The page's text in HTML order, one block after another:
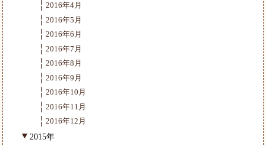
2016年4月
2016年5月
2016年6月
2016年7月
2016年8月
2016年9月
2016年10月
2016年11月
2016年12月
2015年